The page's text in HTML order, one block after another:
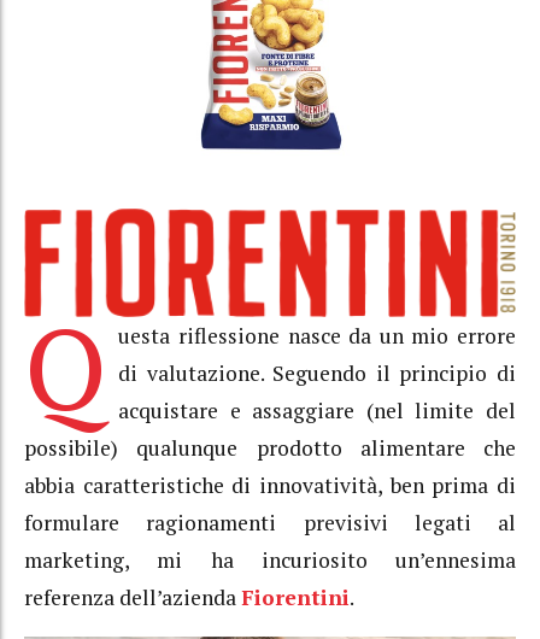
Q
uesta riflessione nasce da un mio errore
di valutazione. Seguendo il principio di
acquistare e assaggiare (nel limite del
possibile) qualunque prodotto alimentare che
abbia caratteristiche di innovatività, ben prima di
formulare ragionamenti previsivi legati al
marketing, mi ha incuriosito un’ennesima
referenza dell’aziendaFiorentini.